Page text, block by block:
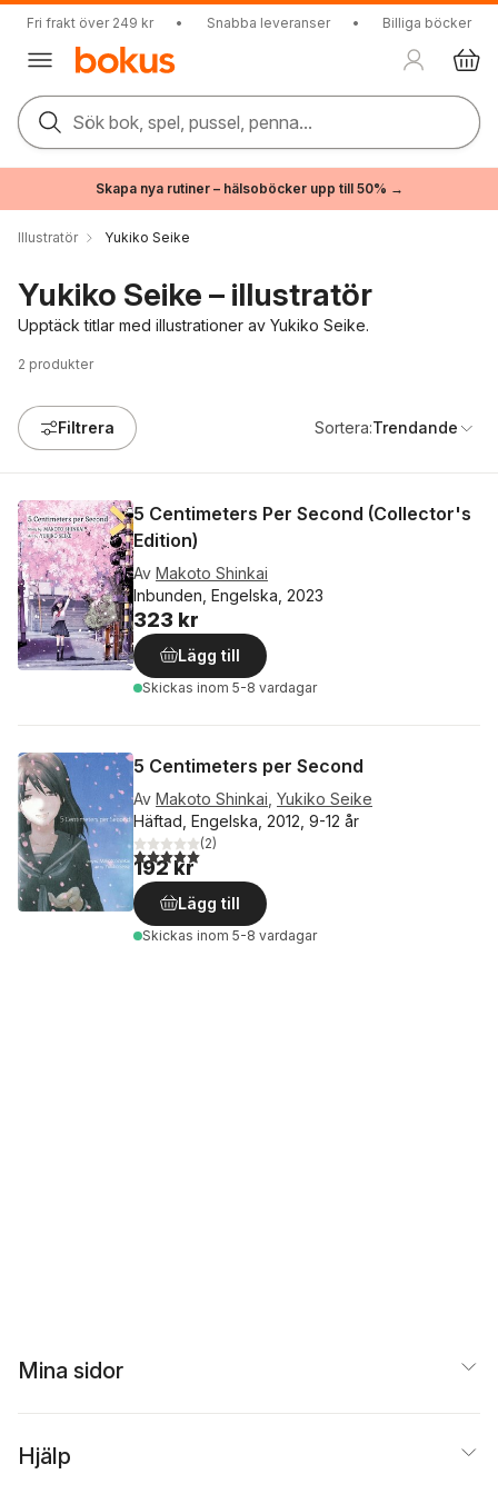
Fri frakt över 249 kr • Snabba leveranser • Billiga böcker
Sök bok, spel, pussel, penna...
Skapa nya rutiner – hälsoböcker upp till 50% →
Illustratör Yukiko Seike
Yukiko Seike – illustratör
Upptäck titlar med illustrationer av Yukiko Seike.
2 produkter
Filtrera Sortera:Trendande
5 Centimeters Per Second (Collector's
Edition)
Av Makoto Shinkai
Inbunden, Engelska, 2023
323 kr
Lägg till
Skickas inom 5-8 vardagar
5 Centimeters per Second
Av Makoto Shinkai Yukiko Seike
Häftad, Engelska, 2012, 9-12 år
5,0utav 5 stjärnor. Totalt antal röster:
(2)
192 kr
Lägg till
Skickas inom 5-8 vardagar
Mina sidor
Hjälp